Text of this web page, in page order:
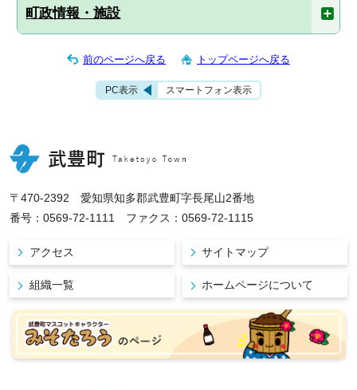
町政情報・施設
前のページへ戻る トップページへ戻る
PC表示 スマートフォン表示
〒470-2392 愛知県知多郡武豊町字長尾山2番地
番号：0569-72-1111 ファクス：0569-72-1115
アクセス サイトマップ
組織一覧 ホームページについて